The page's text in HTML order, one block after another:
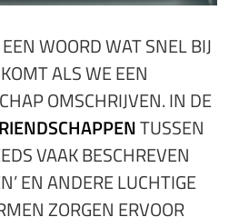
WOORD WAT SNEL BIJ
ALS WE EEN
OMSCHRIJVEN. IN DE
TUSSEN
VAAK BESCHREVEN
EN ANDERE LUCHTIGE
ZORGEN ERVOOR